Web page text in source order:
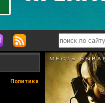
Политика